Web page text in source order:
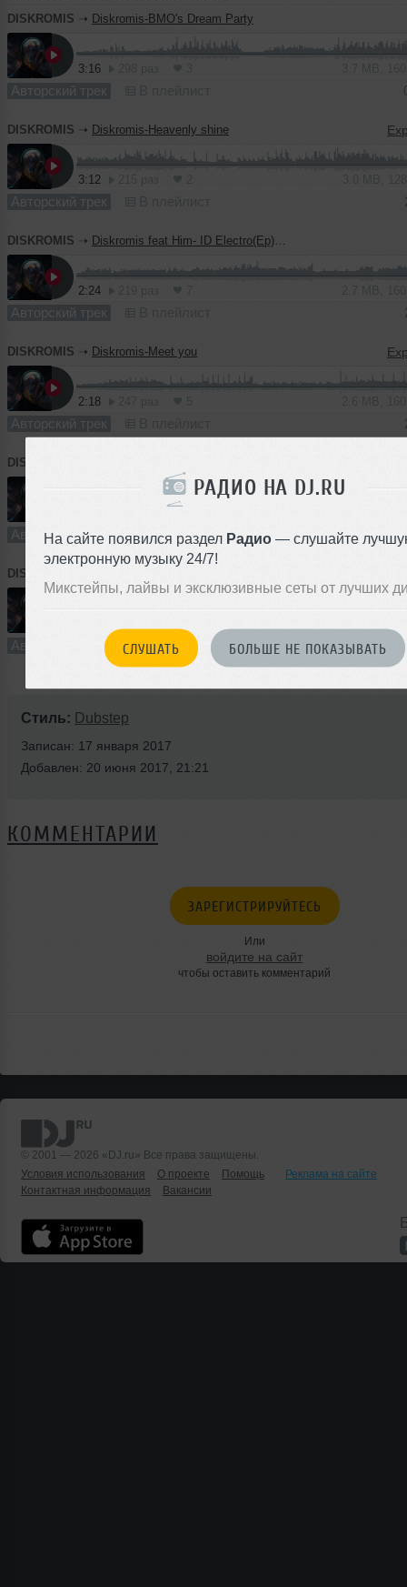
РАДИО НА DJ.RU
На сайте появился раздел Радио — слушайте
электронную музыку 24/7!
Микстейпы, лайвы и эксклюзивные сеты от лучших
СЛУШАТЬ БОЛЬШЕ НЕ ПОКАЗЫВАТЬ
DISKROMIS ➝ Diskromis-BMO's Dream Party
3:16
Авторский трек
DISKROMIS ➝ Diskromis-Heavenly shine
3:12
Авторский трек
DISKROMIS ➝ Diskromis feat Him- ID Electro(Ep)(Demo)
2:24
Авторский трек
DISKROMIS ➝ Diskromis-Meet you
2:18
Авторский трек
DISKROMIS
Авторский трек В плейлист
DISKROMIS
Авторский трек В плейлист
Стиль: Dubstep
Записан: 17 января 2017
Добавлен: 20 июня 2017, 21:21
КОММЕНТАРИИ
ЗАРЕГИСТРИРУЙТЕСЬ
Или
войдите на сайт
чтобы оставить комментарий
© 2001 — 2026 «DJ.ru» Все права защищены.
Условия использования
О проекте Помощь
Реклама на сайте
Контактная информация
Вакансии